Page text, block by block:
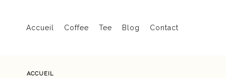
Accueil Coffee Tee Blog Contact
ACCUEIL